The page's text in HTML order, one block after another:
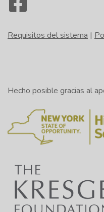
Requisitos del sistema |
Hecho posible gracias al